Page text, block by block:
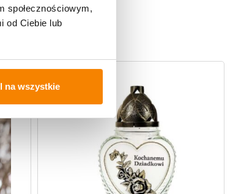
społecznościowym,
od Ciebie lub
na wszystkie